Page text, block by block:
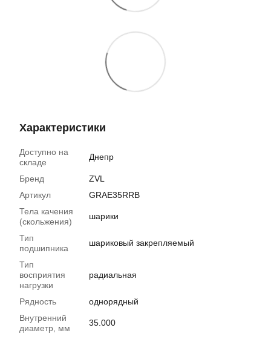
Характеристики
Доступно на
складе
Днепр
Бренд
ZVL
Артикул
GRAE35RRB
Тела качения
(скольжения)
шарики
Тип
подшипника
шариковый закрепляемый
Тип
восприятия
нагрузки
радиальная
Рядность
однорядный
Внутренний
диаметр, мм
35.000